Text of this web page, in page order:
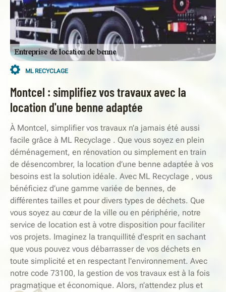
ML RECYCLAGE
Montcel : simplifiez vos travaux avec la
location d'une benne adaptée
À Montcel, simplifier vos travaux n’a jamais été aussi
facile grâce à ML Recyclage . Que vous soyez en plein
déménagement, en rénovation ou simplement en train
de désencombrer, la location d’une benne adaptée à vos
besoins est la solution idéale. Avec ML Recyclage , vous
bénéficiez d’une gamme variée de bennes, de
différentes tailles et pour divers types de déchets. Que
vous soyez au cœur de la ville ou en périphérie, notre
service de location est à votre disposition pour faciliter
vos projets. Imaginez la tranquillité d'esprit en sachant
que vous pouvez vous débarrasser de vos déchets en
toute simplicité et en respectant l'environnement. Avec
notre code 73100, la gestion de vos travaux est à la fois
pragmatique et économique. Alors, n’attendez plus et